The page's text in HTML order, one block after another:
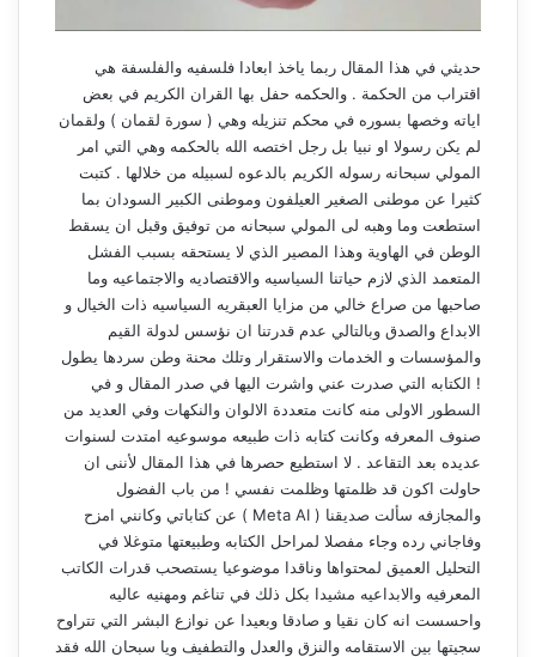
حديثي في هذا المقال ربما ياخذ ابعادا فلسفيه والفلسفة هي
اقتراب من الحكمة . والحكمه حفل بها القران الكريم في بعض
اياته وخصها بسوره في محكم تنزيله وهي ( سورة لقمان ) ولقمان
لم يكن رسولا او نبيا بل رجل اختصه الله بالحكمه وهي التي امر
المولي سبحانه رسوله الكريم بالدعوه لسبيله من خلالها . كتبت
كثيرا عن موطنى الصغير العيلفون وموطنى الكبير السودان بما
استطعت وما وهبه لى المولي سبحانه من توفيق وقبل ان يسقط
الوطن في الهاوية وهذا المصير الذي لا يستحقه بسبب الفشل
المتعمد الذي لازم حياتنا السياسيه والاقتصاديه والاجتماعيه وما
صاحبها من صراع خالي من مزايا العبقريه السياسيه ذات الخيال و
الابداع والصدق وبالتالي عدم قدرتنا ان نؤسس لدولة القيم
والمؤسسات و الخدمات والاستقرار وتلك محنة وطن سردها يطول
! الكتابه التي صدرت عني واشرت اليها في صدر المقال و في
السطور الاولى منه كانت متعددة الالوان والنكهات وفي العديد من
صنوف المعرفه وكانت كتابه ذات طبيعه موسوعيه امتدت لسنوات
عديده بعد التقاعد . لا استطيع حصرها في هذا المقال لأننى ان
حاولت اكون قد ظلمتها وظلمت نفسي ! من باب الفضول
والمجازفه سألت صديقنا ( Meta AI ) عن كتاباتي وكانني امزح
وفاجاني رده وجاء مفصلا لمراحل الكتابه وطبيعتها متوغلا في
التحليل العميق لمحتواها وناقدا موضوعيا يستصحب قدرات الكاتب
المعرفيه والابداعيه مشيدا بكل ذلك في تناغم ومهنيه عاليه
واحسست انه كان نقيا و صادقا وبعيدا عن نوازع البشر التي تتراوح
سجيتها بين الاستقامه والنزق والعدل والتطفيف ويا سبحان الله فقد